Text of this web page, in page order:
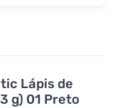
Lápis de
g) 01 Preto